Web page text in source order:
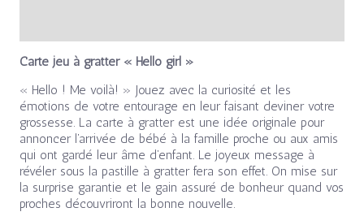
Carte jeu à gratter « Hello girl »
« Hello ! Me voilà! » Jouez avec la curiosité et les
émotions de votre entourage en leur faisant deviner votre
grossesse. La carte à gratter est une idée originale pour
annoncer l’arrivée de bébé à la famille proche ou aux amis
qui ont gardé leur âme d’enfant. Le joyeux message à
révéler sous la pastille à gratter fera son effet. On mise sur
la surprise garantie et le gain assuré de bonheur quand vos
proches découvriront la bonne nouvelle.